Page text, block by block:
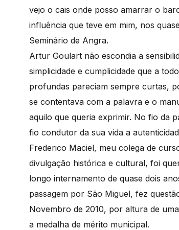
vejo o cais onde posso amarrar o
influência que teve em mim, nos
Seminário de Angra.
Artur Goulart não escondia a
simplicidade e cumplicidade que a
profundas pareciam sempre curtas,
se contentava com a palavra e o
aquilo que queria exprimir. No fio da
fio condutor da sua vida a
Frederico Maciel, meu colega de
divulgação histórica e cultural, foi
longo internamento de quase dois
passagem por São Miguel, fez
Novembro de 2010, por altura de
a medalha de mérito municipal.